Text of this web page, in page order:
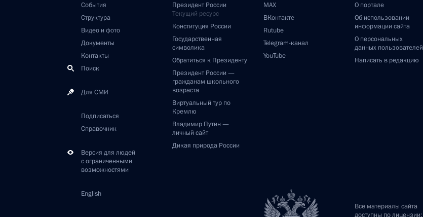
События
Структура
Видео и фото
Документы
Контакты
Поиск
Для СМИ
Подписаться
Справочник
Версия для людей
с ограниченными
возможностями
English
Президент России
Текущий ресурс
Конституция России
Государственная
символика
Обратиться к Президенту
Президент России —
гражданам школьного
возраста
Виртуальный тур по
Кремлю
Владимир Путин —
личный сайт
Дикая природа России
MAX
ВКонтакте
Rutube
Telegram-канал
YouTube
О портале
Об использовании
информации сайта
О персональных
данных пользователей
Написать в редакцию
Все материалы сайта
доступны по лицензии: